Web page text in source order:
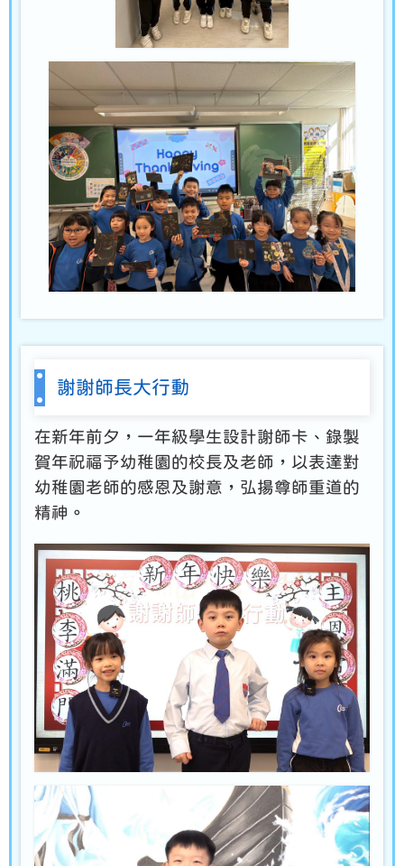
謝謝師長大行動
在新年前夕，一年級學生設計謝師卡、錄製
賀年祝福予幼稚園的校長及老師，以表達對
幼稚園老師的感恩及謝意，弘揚尊師重道的
精神。